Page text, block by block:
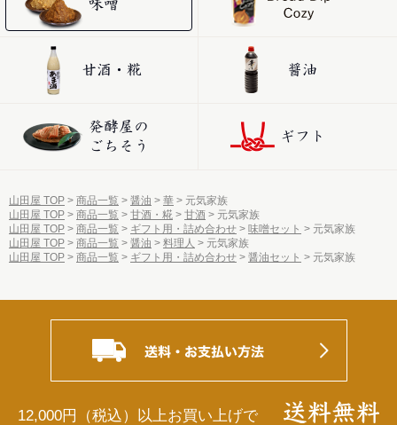
山田屋 TOP 商品一覧 醤油 華
元気家族
山田屋 TOP
商品一覧 甘酒・糀 甘酒
元気家族
山田屋 TOP
商品一覧 ギフト用・詰め合わせ 味噌セット
元気家族
山田屋 TOP
商品一覧 醤油 料理人
元気家族
山田屋 TOP
商品一覧 ギフト用・詰め合わせ 醤油セット 元気家族
12,000円（税込）以上お買い上げで